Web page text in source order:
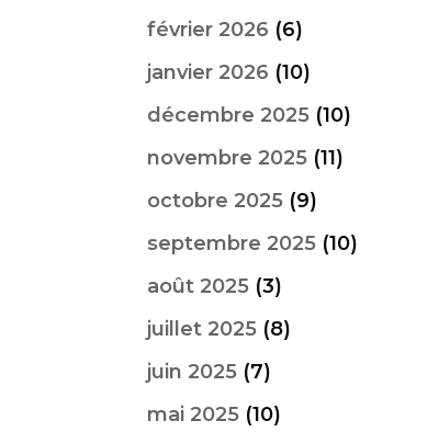
février 2026 (6)
janvier 2026 (10)
décembre 2025 (10)
novembre 2025 (11)
octobre 2025 (9)
septembre 2025 (10)
août 2025 (3)
juillet 2025 (8)
juin 2025 (7)
mai 2025 (10)